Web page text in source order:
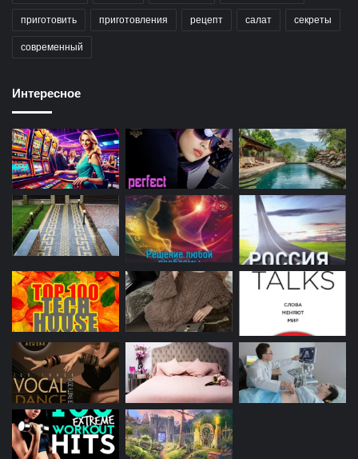
приготовить приготовления рецепт салат секреты
современный
Интересное